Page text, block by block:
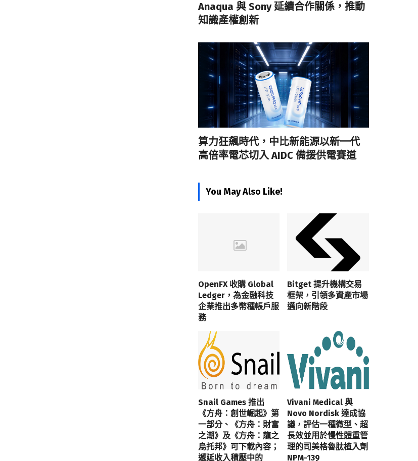
Anaqua 與 Sony 延續合作關係，推動
知識產權創新
算力狂飆時代，中比新能源以新一代
高倍率電芯切入 AIDC 備援供電賽道
You May Also Like!
OpenFX 收購 Global
Ledger，為金融科技
企業推出多幣種帳戶服
務
Bitget 提升機構交易
框架，引領多資產市場
邁向新階段
Snail Games 推出
《方舟：創世崛起》第
一部分、《方舟：財富
之潮》及《方舟：龍之
烏托邦》可下載內容；
遞延收入積壓中的
Vivani Medical 與
Novo Nordisk 達成協
議，評估一種微型、超
長效並用於慢性體重管
理的司美格魯肽植入劑
NPM-139